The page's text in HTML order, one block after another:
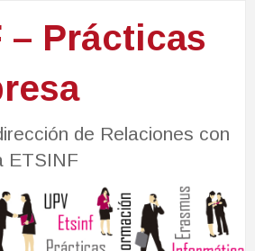
– Prácticas
de Relaciones con
ETSINF